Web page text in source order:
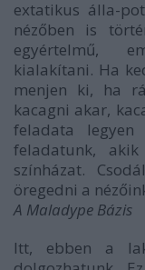
extatikus álla-
nézőben is
egyértelmű,
kialakítani. Ha
menjen ki, ha
kacagni akar,
feladata
feladatunk,
színházat.
öregedni a
A Maladype Bázis
Itt, ebben a